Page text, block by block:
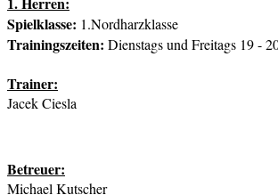
Spielklasse: 1.Nordharzklasse
Trainingszeiten: Dienstags und Freitags 19 -
Trainer:
Jacek Ciesla
Betreuer:
Michael Kutscher